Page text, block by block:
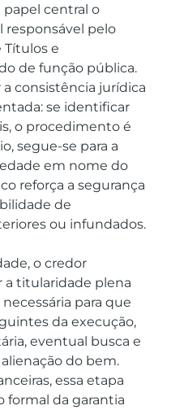
papel central o
responsável pelo
Títulos e
de função pública.
consistência jurídica
se identificar
o procedimento é
segue-se para a
em nome do
reforça a segurança
de
ou infundados.
o credor
a titularidade plena
para que
da execução,
eventual busca e
do bem.
essa etapa
formal da garantia